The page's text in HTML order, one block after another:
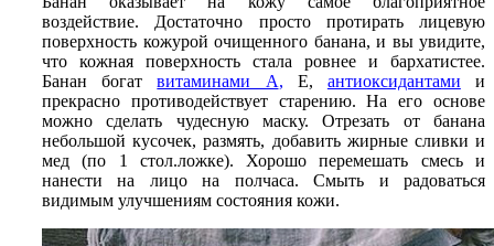
воздействие. Достаточно просто протирать лицевую
поверхность кожурой очищенного банана, и вы увидите,
что кожная поверхность стала ровнее и бархатистее.
Банан богатвитаминами А, Е, антиоксидантами и
прекрасно противодействует старению. На его основе
можно сделать чудесную маску. Отрезать от банана
небольшой кусочек, размять, добавить жирные сливки и
мед (по 1 стол.ложке). Хорошо перемешать смесь и
нанести на лицо на полчаса. Смыть и радоваться
видимым улучшениям состояния кожи.